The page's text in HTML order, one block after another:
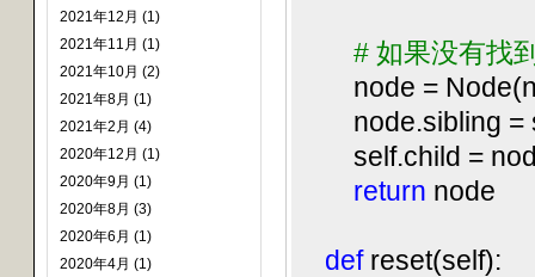
2021年12月 (1)
2021年11月 (1)
2021年10月 (2)
2021年8月 (1)
2021年2月 (4)
2020年12月 (1)
2020年9月 (1)
2020年8月 (3)
2020年6月 (1)
2020年4月 (1)
# 如果没有找
node =
node.sibling =
self.child =
return node
defreset(self):